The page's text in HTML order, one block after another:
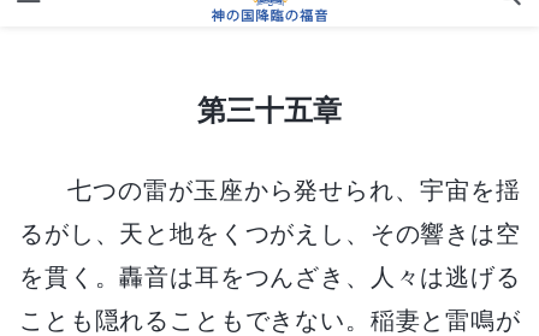
第三十五章
七つの雷が玉座から発せられ、宇宙を揺
るがし、天と地をくつがえし、その響きは空
を貫く。轟音は耳をつんざき、人々は逃げる
ことも隠れることもできない。稲妻と雷鳴が